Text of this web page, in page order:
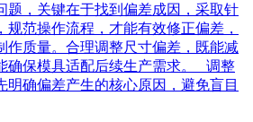
题，关键在于找到偏差成因，采取针
规范操作流程，才能有效修正偏差，
作质量。合理调整尺寸偏差，既能减
确保模具适配后续生产需求。 调整
明确偏差产生的核心原因，避免盲目